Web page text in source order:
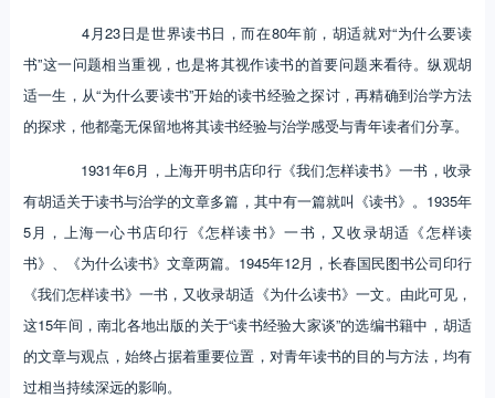
4月23日是世界读书日，而在80年前，胡适就对“为什么要读
书”这一问题相当重视，也是将其视作读书的首要问题来看待。纵观胡
适一生，从“为什么要读书”开始的读书经验之探讨，再精确到治学方法
的探求，他都毫无保留地将其读书经验与治学感受与青年读者们分享。
1931年6月，上海开明书店印行《我们怎样读书》一书，收录
有胡适关于读书与治学的文章多篇，其中有一篇就叫《读书》。1935年
5月，上海一心书店印行《怎样读书》一书，又收录胡适《怎样读
书》、《为什么读书》文章两篇。1945年12月，长春国民图书公司印行
《我们怎样读书》一书，又收录胡适《为什么读书》一文。由此可见，
这15年间，南北各地出版的关于“读书经验大家谈”的选编书籍中，胡适
的文章与观点，始终占据着重要位置，对青年读书的目的与方法，均有
过相当持续深远的影响。